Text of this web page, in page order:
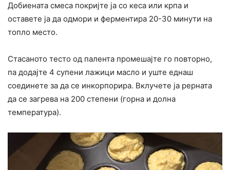
Добиената смеса покријте ја со кеса или крпа и
оставете ја да одмори и ферментира 20-30 минути на
топло место.
Стасаното тесто од палента промешајте го повторно,
па додајте 4 супени лажици масло и уште еднаш
соединете за да се инкорпорира. Вклучете ја рерната
да се загрева на 200 степени (горна и долна
температура).